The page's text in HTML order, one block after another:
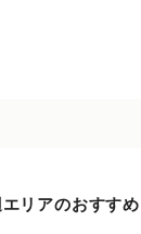
リアのおすすめ